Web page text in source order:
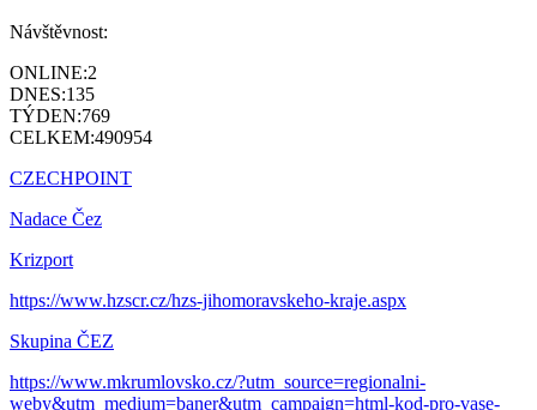
Návštěvnost:
ONLINE:2
DNES:135
TÝDEN:769
CELKEM:490954
CZECHPOINT
Nadace Čez
Krizport
https://www.hzscr.cz/hzs-jihomoravskeho-kraje.aspx
Skupina ČEZ
https://www.mkrumlovsko.cz/?utm_source=regionalni-
weby&utm_medium=baner&utm_campaign=html-kod-pro-vase-